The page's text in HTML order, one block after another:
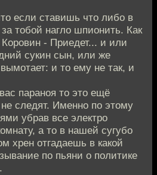
если ставишь что либо в
тобой нагло шпионить. Как
- Приедет... и или
сукин сын, или же
и то ему не так, и
параноя то это ещё
следят. Именно по этому
убрав все электро
а то в нашей сугубо
хрен отгадаешь в какой
по пьяни о политике